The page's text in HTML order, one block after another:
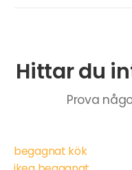
Hittar du
Prova
begagnat kök